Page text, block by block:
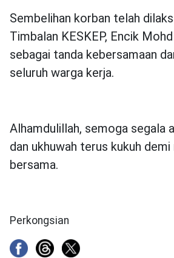
Sembelihan korban telah
Timbalan KESKEP, Encik
sebagai tanda kebersamaan
seluruh warga kerja.
Alhamdulillah, semoga segala
dan ukhuwah terus kukuh
bersama.
Perkongsian